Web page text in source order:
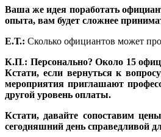
Ваша же идея поработать
опыта, вам будет сложнее
Е.Т.: Сколько официантов может
К.П.: Персонально? Около 15
Кстати, если вернуться к
мероприятия приглашают
другой уровень оплаты.
Кстати, давайте сопоставим
сегодняшний день справедливой